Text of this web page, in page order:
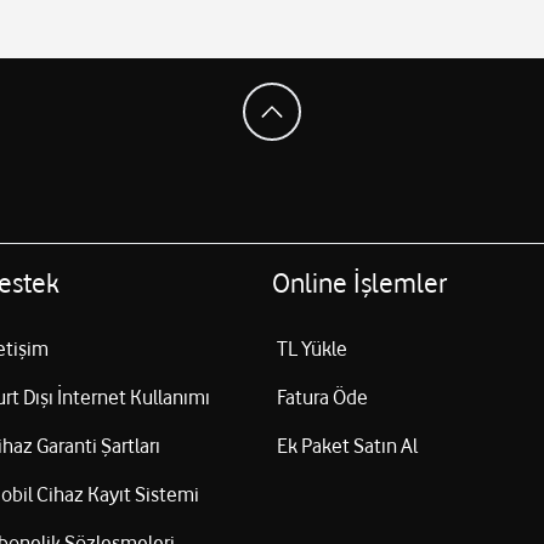
Dışı İnternet Kullanımı
Garanti Şartları
Cihaz Kayıt Sistemi
Online İşlemler
TL Yükle
Fatura Öde
Ek Paket Satın Al